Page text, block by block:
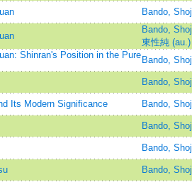
Bando,
Bando,
東性純 (au.)
Shinran's Position in the Pure Bando,
Bando,
Its Modern Significance Bando,
Bando,
Bando,
Bando,